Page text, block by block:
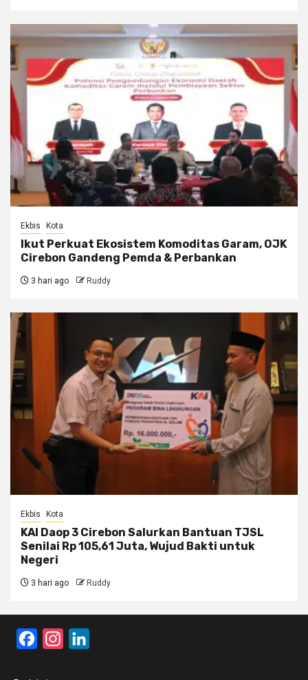
Ekbis Kota
Ikut Perkuat Ekosistem Komoditas Garam, OJK
Cirebon Gandeng Pemda & Perbankan
3 hari ago Ruddy
Ekbis Kota
KAI Daop 3 Cirebon Salurkan Bantuan TJSL
Senilai Rp 105,61 Juta, Wujud Bakti untuk
Negeri
3 hari ago Ruddy
FacebookInstagram